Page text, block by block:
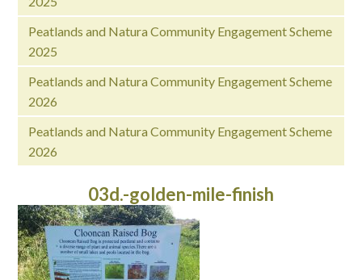
Peatlands and Natura Community Engagement Scheme
2025
Peatlands and Natura Community Engagement Scheme
2026
Peatlands and Natura Community Engagement Scheme
2026
03d.-golden-mile-finish